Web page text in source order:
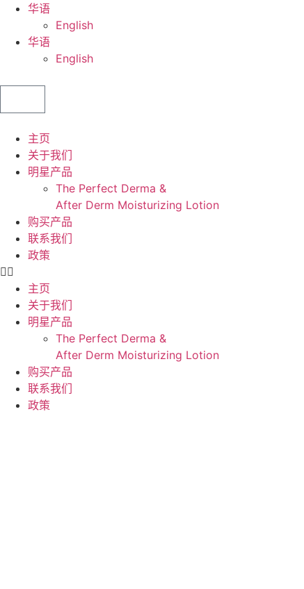
华语
English
华语
English
主页
关于我们
明星产品
The Perfect Derma​ &
After Derm Moisturizing Lotion​​
购买产品
联系我们
政策
主页
关于我们
明星产品
The Perfect Derma​ &
After Derm Moisturizing Lotion​​
购买产品
联系我们
政策